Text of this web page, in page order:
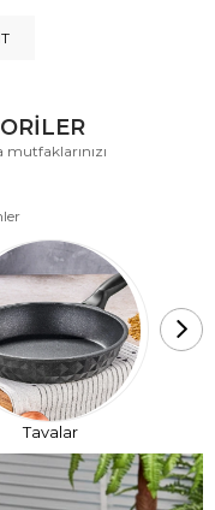
Tavalar